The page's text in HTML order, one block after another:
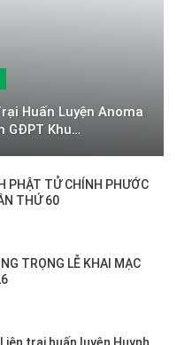
Huấn Luyện Anoma
GĐPT Khu…
PHẬT TỬ CHÍNH PHƯỚC
THỨ 60
TRỌNG LỄ KHAI MẠC
trại huấn luyện Huynh